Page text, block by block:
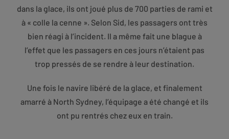
dans la glace, ils ont joué plus de 700 parties de rami et
à « colle la cenne ». Selon Sid, les passagers ont très
bien réagi à l’incident. Il a même fait une blague à
l’effet que les passagers en ces jours n’étaient pas
trop pressés de se rendre à leur destination.
Une fois le navire libéré de la glace, et finalement
amarré à North Sydney, l’équipage a été changé et ils
ont pu rentrés chez eux en train.